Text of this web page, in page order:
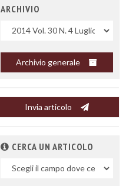
ARCHIVIO
Uscite
Archivio generale
Invia articolo
CERCA UN ARTICOLO
Nel